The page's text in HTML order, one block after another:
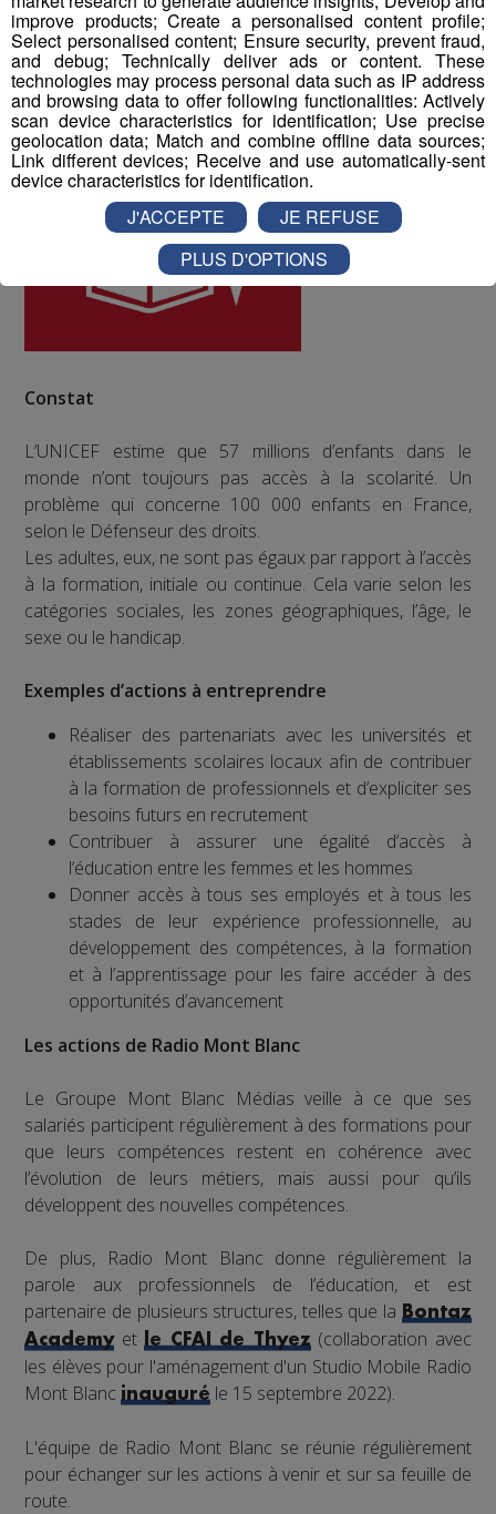
ODD numéro 4 : Education de qualité
Constat
L’UNICEF estime que 57 millions d’enfants dans le
monde n’ont toujours pas accès à la scolarité. Un
problème qui concerne 100 000 enfants en France,
selon le Défenseur des droits.
Les adultes, eux, ne sont pas égaux par rapport à l’accès
à la formation, initiale ou continue. Cela varie selon les
catégories sociales, les zones géographiques, l’âge, le
sexe ou le handicap.
Exemples d’actions à entreprendre
Réaliser des partenariats avec les universités et
établissements scolaires locaux afin de contribuer
à la formation de professionnels et d’expliciter ses
besoins futurs en recrutement
Contribuer à assurer une égalité d’accès à
l’éducation entre les femmes et les hommes
Donner accès à tous ses employés et à tous les
stades de leur expérience professionnelle, au
développement des compétences, à la formation
et à l’apprentissage pour les faire accéder à des
opportunités d’avancement
Les actions de Radio Mont Blanc
Le Groupe Mont Blanc Médias veille à ce que ses
salariés participent régulièrement à des formations pour
que leurs compétences restent en cohérence avec
l’évolution de leurs métiers, mais aussi pour qu’ils
développent des nouvelles compétences.
De plus, Radio Mont Blanc donne régulièrement la
parole aux professionnels de l’éducation, et est
partenaire de plusieurs structures, telles que la
Bontaz
Academyet le CFAI de Thyez(collaboration avec
les élèves pour l'aménagement d'un Studio Mobile Radio
Mont Blancinauguré le 15 septembre 2022).
L'équipe de Radio Mont Blanc se réunie régulièrement
pour échanger sur les actions à venir et sur sa feuille de
route.
improve products; Create a personalised content profile;
Select personalised content; Ensure security, prevent fraud,
and debug; Technically deliver ads or content. These
technologies may process personal data such as IP address
and browsing data to offer following functionalities: Actively
scan device characteristics for identification; Use precise
geolocation data; Match and combine offline data sources;
Link different devices; Receive and use automatically-sent
device characteristics for identification.
J'ACCEPTE
JE REFUSE
PLUS D'OPTIONS